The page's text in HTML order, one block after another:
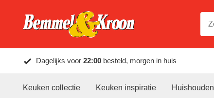
Dagelijks voor 22:00 besteld, morgen in huis
Keuken collectie Keuken inspiratie Huishouden